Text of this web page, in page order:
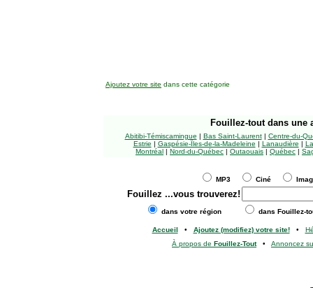
Ajoutez votre site dans cette catégorie
Fouillez-tout dans une
Abitibi-Témiscamingue | Bas Saint-Laurent| Centre-du-
Estrie | Gaspésie-Îles-de-la-Madeleine | Lanaudière |
Montréal | Nord-du-Québec | Outaouais | Québec |
MP3 Ciné
Fouillez ...vous trouverez!
dans votre région dans Fouillez-
Accueil • Ajoutez (modifiez) votre site!•
À propos de Fouillez-Tout• Annoncez